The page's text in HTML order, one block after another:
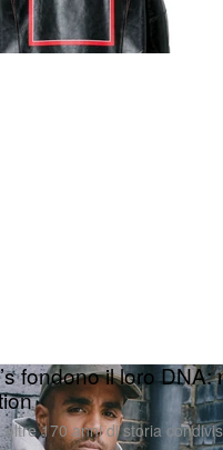
fondono il loro DNA:
170 anni di storia